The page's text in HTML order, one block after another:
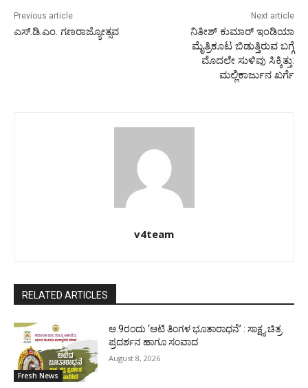
Previous article
ಎಸ್.ಡಿ.ಎಂ. ಗಣರಾಜ್ಯೋತ್ಸವ
Next article
ನಿತೀಶ್ ಕುಮಾರ್ ಇಂಡಿಯಾ
ಮೈತ್ರಿಕೂಟ ಬಿಡುತ್ತಿರುವ ಬಗ್ಗೆ
ಮೊದಲೇ ಸುಳಿವು ಸಿಕ್ಕಿತ್ತು:
ಮಲ್ಲಿಕಾರ್ಜುನ ಖರ್ಗೆ
v4team
RELATED ARTICLES
Fresh News
ಆ.9ರಂದು ‘ಆಟಿ ತಿಂಗಳ ಭೂತಾರಾಧನೆ’ : ಸಾಕ್ಷ್ಯ ಚಿತ್ರ
ಪ್ರದರ್ಶನ ಹಾಗೂ ಸಂವಾದ
August 8, 2026